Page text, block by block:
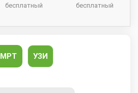
бесплатный бесплатный
МРТ УЗИ